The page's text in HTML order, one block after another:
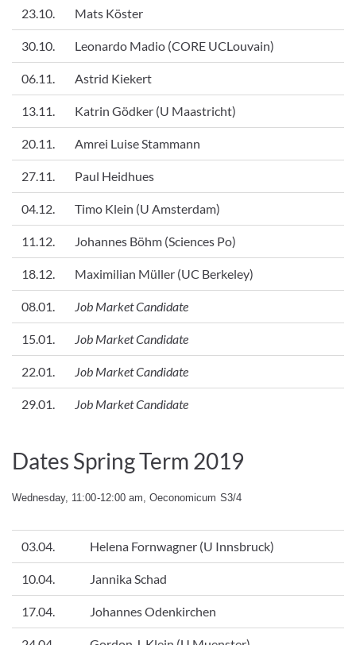
23.10. Mats Köster
30.10. Leonardo Madio (CORE UCLouvain)
06.11. Astrid Kiekert
13.11. Katrin Gödker (U Maastricht)
20.11. Amrei Luise Stammann
27.11. Paul Heidhues
04.12. Timo Klein (U Amsterdam)
11.12. Johannes Böhm (Sciences Po)
18.12. Maximilian Müller (UC Berkeley)
08.01. Job Market Candidate
15.01. Job Market Candidate
22.01. Job Market Candidate
29.01. Job Market Candidate
Dates Spring Term 2019
Wednesday, 11:00-12:00 am, Oeconomicum S3/4
03.04. Helena Fornwagner (U Innsbruck)
10.04. Jannika Schad
17.04. Johannes Odenkirchen